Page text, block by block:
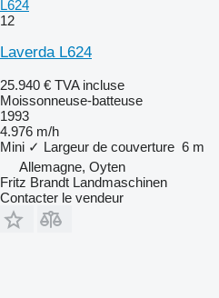
L624
12
Laverda L624
25.940 € TVA incluse
Moissonneuse-batteuse
1993
4.976 m/h
Mini ✓ Largeur de couverture 6 m
Allemagne, Oyten
Fritz Brandt Landmaschinen
Contacter le vendeur